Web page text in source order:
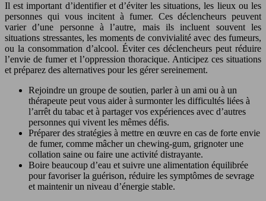
Il est important d’identifier et d’éviter les situations, les lieux ou les
personnes qui vous incitent à fumer. Ces déclencheurs peuvent
varier d’une personne à l’autre, mais ils incluent souvent les
situations stressantes, les moments de convivialité avec des fumeurs,
ou la consommation d’alcool. Éviter ces déclencheurs peut réduire
l’envie de fumer et l’oppression thoracique. Anticipez ces situations
et préparez des alternatives pour les gérer sereinement.
Rejoindre un groupe de soutien, parler à un ami ou à un
thérapeute peut vous aider à surmonter les difficultés liées à
l’arrêt du tabac et à partager vos expériences avec d’autres
personnes qui vivent les mêmes défis.
Préparer des stratégies à mettre en œuvre en cas de forte envie
de fumer, comme mâcher un chewing-gum, grignoter une
collation saine ou faire une activité distrayante.
Boire beaucoup d’eau et suivre une alimentation équilibrée
pour favoriser la guérison, réduire les symptômes de sevrage
et maintenir un niveau d’énergie stable.